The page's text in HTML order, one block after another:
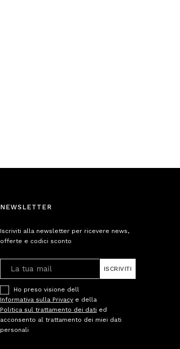
NEWSLETTER
Iscriviti alla newsletter per ricevere news,
offerte e codici sconto
ISCRIVITI
Ho preso visione dell
Informativa sulla Privacy e della
Politica sul trattamento dei dati ed
acconsento al trattamento dei miei dati
personali